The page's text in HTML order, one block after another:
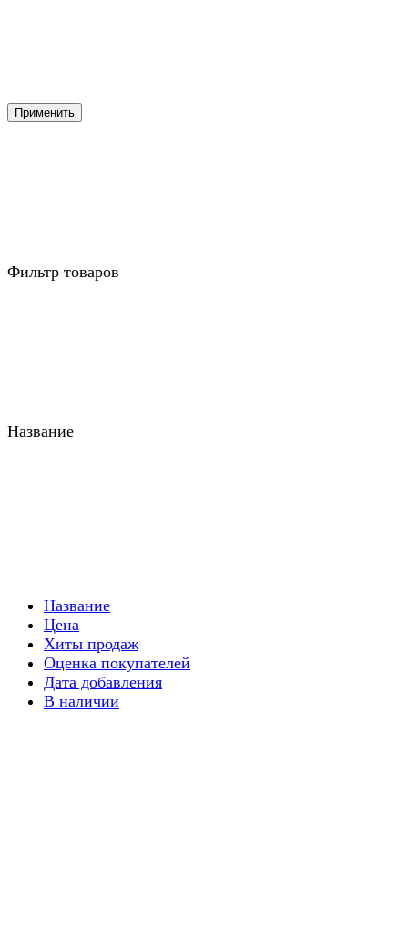
Применить
Фильтр товаров
Название
Название
Цена
Хиты продаж
Оценка покупателей
Дата добавления
В наличии